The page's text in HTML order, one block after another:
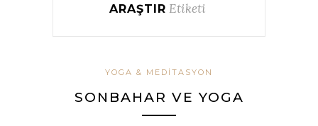
ARAŞTIR Etiketi
YOGA & MEDITASYON
SONBAHAR VE YOGA